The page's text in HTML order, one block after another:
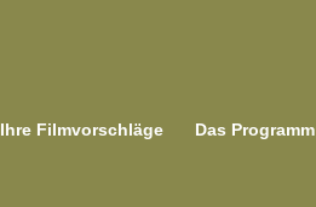
Ihre Filmvorschläge Das Programm